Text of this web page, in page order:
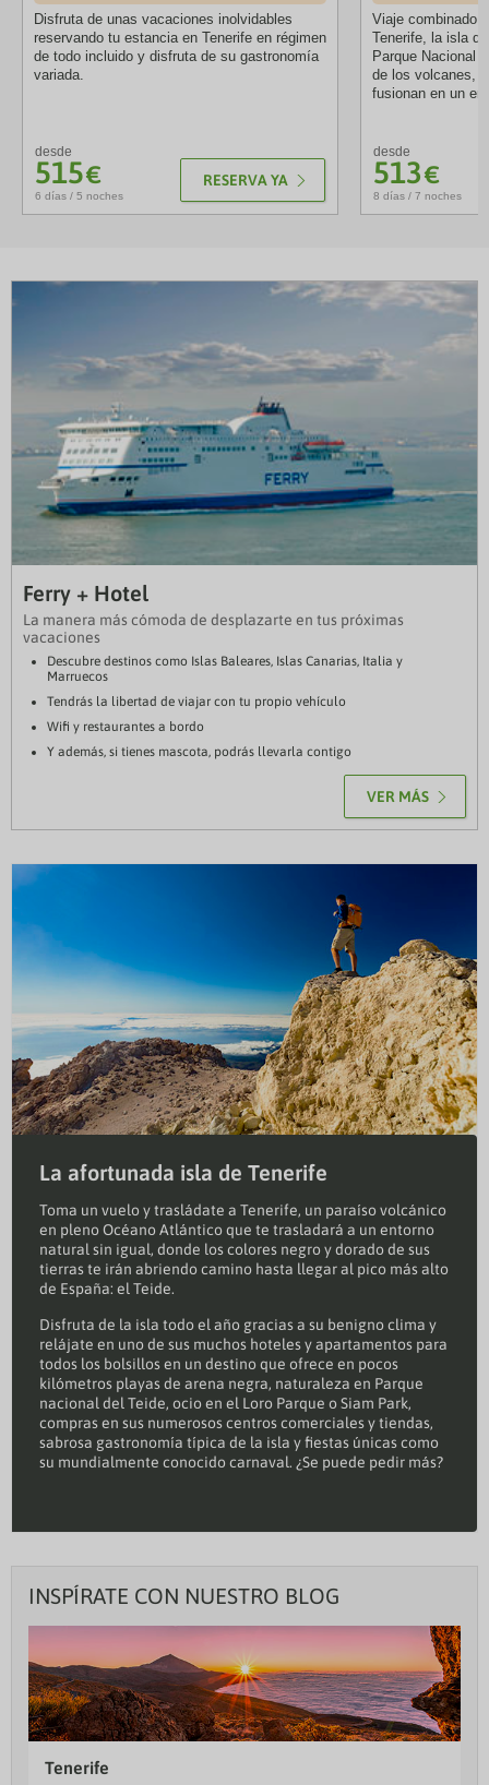
Disfruta de unas vacaciones inolvidables
reservando tu estancia en Tenerife en régimen
de todo incluido y disfruta de su gastronomía
variada.
desde
515€
6 días / 5 noches
RESERVA YA
Viaje combinado
Tenerife, la isla
Parque Nacional
de los volcanes,
fusionan en un
desde
513€
8 días / 7 noches
Ferry + Hotel
La manera más cómoda de desplazarte en tus próximas
vacaciones
Descubre destinos como Islas Baleares, Islas Canarias, Italia y
Marruecos
Tendrás la libertad de viajar con tu propio vehículo
Wifi y restaurantes a bordo
Y además, si tienes mascota, podrás llevarla contigo
VER MÁS
La afortunada isla de Tenerife
Toma un vuelo y trasládate a Tenerife, un paraíso volcánico
en pleno Océano Atlántico que te trasladará a un entorno
natural sin igual, donde los colores negro y dorado de sus
tierras te irán abriendo camino hasta llegar al pico más alto
de España: el Teide.
Disfruta de la isla todo el año gracias a su benigno clima y
relájate en uno de sus muchos hoteles y apartamentos para
todos los bolsillos en un destino que ofrece en pocos
kilómetros playas de arena negra, naturaleza en Parque
nacional del Teide, ocio en el Loro Parque o Siam Park,
compras en sus numerosos centros comerciales y tiendas,
sabrosa gastronomía típica de la isla y fiestas únicas como
su mundialmente conocido carnaval. ¿Se puede pedir más?
INSPÍRATE CON NUESTRO BLOG
Tenerife